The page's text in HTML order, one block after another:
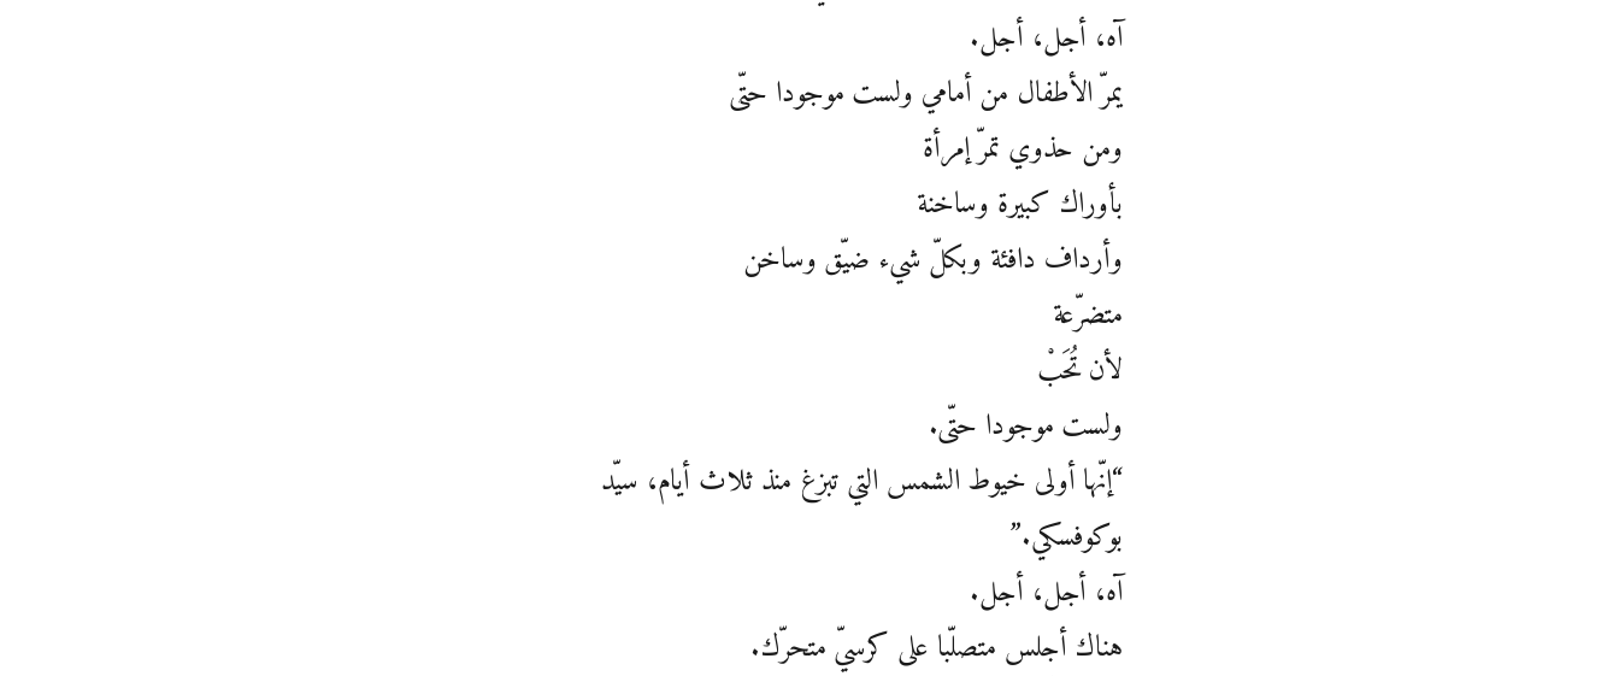
آه، أجل، أجل.
يمرّ الأطفال من أمامي ولست موجودا حتّى
ومن حذوي تمرّ إمرأة
بأوراك كبيرة وساخنة
وأرداف دافئة وبكلّ شيء ضيّق وساخن
متضرّعة
لأن تُحَبْ
ولست موجودا حتّى.
“إنّها أولى خيوط الشمس التي تبزغ منذ ثلاث أيام، سيّد
بوكوفسكي.”
آه، أجل، أجل.
هناك أجلس متصلّبا على كرسيّ متحرّك.